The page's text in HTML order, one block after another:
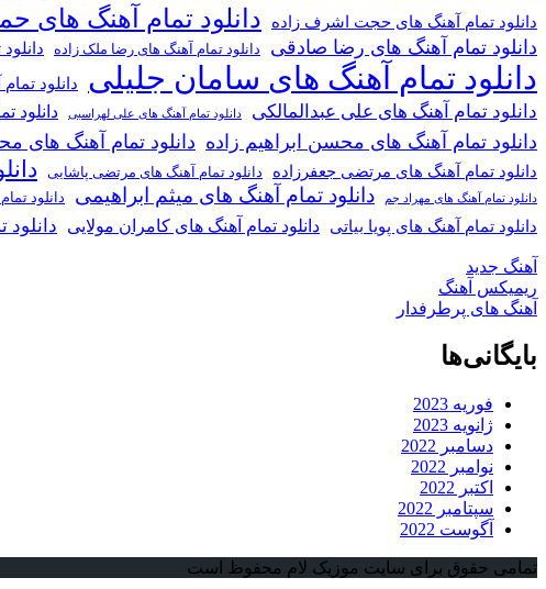
دانلود تمام آهنگ های حجت اشرف زاده دانلود تمام آهنگ های
دانلود تمام آهنگ های رضا صادقی
دانلود تمام آهنگ های رضا ملک زاده
دانلود تمام آهنگ های سامان جلیلی دانلود
دانلود تمام آهنگ های علی عبدالمالکی دانلود تمام آهنگ های علی لهراسبی دانلود
دانلود تمام آهنگ های محسن ابراهیم زاده دانلود تمام آهنگ
دانلود تمام آهنگ های مرتضی جعفرزاده دانلود تمام آهنگ های مرتضی پاشایی
دانلود تمام آهنگ های مهراد جم دانلود تمام آهنگ های میثم ابراهیمی دانلود
دانلود تمام آهنگ های پویا بیاتی دانلود تمام آهنگ های کامران مولایی
آهنگ جدید
ریمیکس آهنگ
آهنگ های پرطرفدار
بایگانی‌ها
فوریه 2023
ژانویه 2023
دسامبر 2022
نوامبر 2022
اکتبر 2022
سپتامبر 2022
آگوست 2022
تمامی حقوق برای سایت موزیک لام محفوظ است